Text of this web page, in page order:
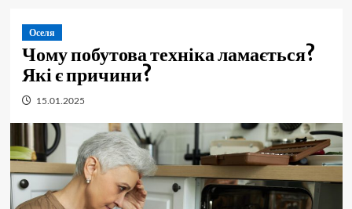
Оселя
Чому побутова техніка ламається?
Які є причини?
15.01.2025